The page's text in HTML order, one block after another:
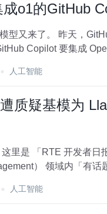
o1的GitHub
猜测 GitHub Copilot 要集成
人工智能
质疑基模为
） 领域内「有
人工智能